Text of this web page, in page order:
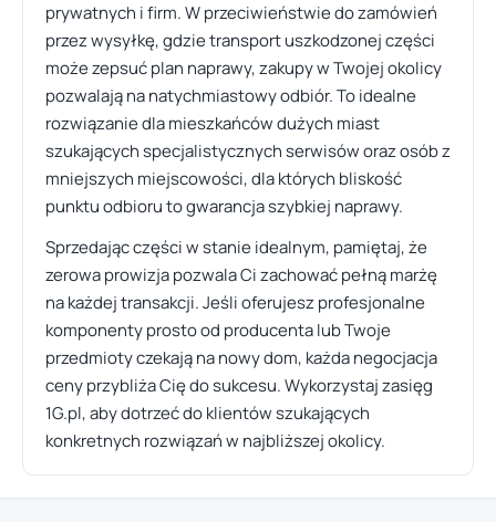
prywatnych i firm. W przeciwieństwie do zamówień
przez wysyłkę, gdzie transport uszkodzonej części
może zepsuć plan naprawy, zakupy w Twojej okolicy
pozwalają na natychmiastowy odbiór. To idealne
rozwiązanie dla mieszkańców dużych miast
szukających specjalistycznych serwisów oraz osób z
mniejszych miejscowości, dla których bliskość
punktu odbioru to gwarancja szybkiej naprawy.
Sprzedając części w stanie idealnym, pamiętaj, że
zerowa prowizja pozwala Ci zachować pełną marżę
na każdej transakcji. Jeśli oferujesz profesjonalne
komponenty prosto od producenta lub Twoje
przedmioty czekają na nowy dom, każda negocjacja
ceny przybliża Cię do sukcesu. Wykorzystaj zasięg
1G.pl, aby dotrzeć do klientów szukających
konkretnych rozwiązań w najbliższej okolicy.